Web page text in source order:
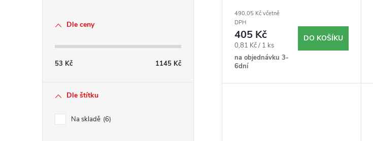
Dle ceny
53 Kč 1145 Kč
Dle štítku
Na skladě 6
490,05 Kč včetně
DPH
405 Kč
Měrná
cena:
0,81 Kč / 1 ks
na objednávku 3-
6dní
DO KOŠÍKU